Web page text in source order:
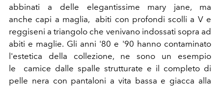
abbinati a delle elegantissime mary jane, ma
anche capi a maglia, abiti con profondi scolli a V e
reggiseni a triangolo che venivano indossati sopra ad
abiti e maglie. Gli anni '80 e '90 hanno contaminato
l'estetica della collezione, ne sono un esempio
le camice dalle spalle strutturate e il completo di
pelle nera con pantaloni a vita bassa e giacca alla